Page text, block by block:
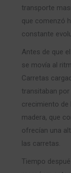
transporte
que comenzó
constante
Antes de que
se movía al
Carretas
transitaban
crecimiento de
madera, que
ofrecían una
las carretas.
Tiempo